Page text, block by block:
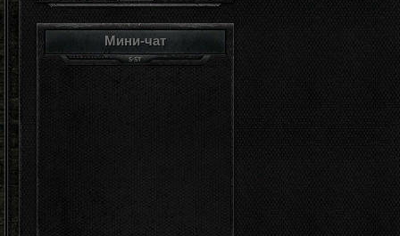
Мини-чат